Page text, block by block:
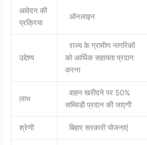
आवेदन की
प्रक्रिया
ऑनलाइन
उद्देश्य
राज्य के ग्रामीण नागरिकों
को आर्थिक सहायता प्रदान
करना
लाभ
वाहन खरीदने पर 50%
सब्सिडी प्रदान की जाएगी
श्रेणी बिहार सरकारी योजनाएं